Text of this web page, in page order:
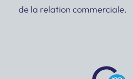
de la relation commerciale.